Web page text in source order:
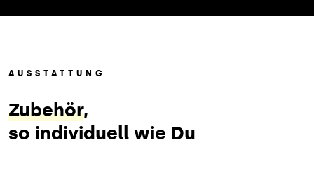
AUSSTATTUNG
Zubehör,
so individuell wie Du